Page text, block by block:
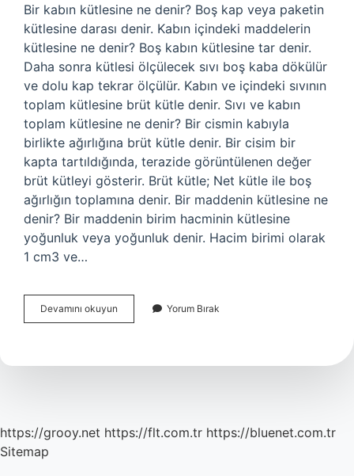
Bir kabın kütlesine ne denir? Boş kap veya paketin
kütlesine darası denir. Kabın içindeki maddelerin
kütlesine ne denir? Boş kabın kütlesine tar denir.
Daha sonra kütlesi ölçülecek sıvı boş kaba dökülür
ve dolu kap tekrar ölçülür. Kabın ve içindeki sıvının
toplam kütlesine brüt kütle denir. Sıvı ve kabın
toplam kütlesine ne denir? Bir cismin kabıyla
birlikte ağırlığına brüt kütle denir. Bir cisim bir
kapta tartıldığında, terazide görüntülenen değer
brüt kütleyi gösterir. Brüt kütle; Net kütle ile boş
ağırlığın toplamına denir. Bir maddenin kütlesine ne
denir? Bir maddenin birim hacminin kütlesine
yoğunluk veya yoğunluk denir. Hacim birimi olarak
1 cm3 ve…
Devamını okuyun
Kütlesine
Yorum Bırak
https://grooy.net https://flt.com.tr https://bluenet.com.tr
Sitemap